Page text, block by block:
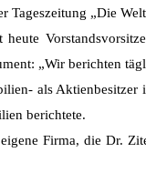
Tageszeitung „Die
„Wir berichten
als Aktienbesitzer
berichtete.
Firma, die Dr.